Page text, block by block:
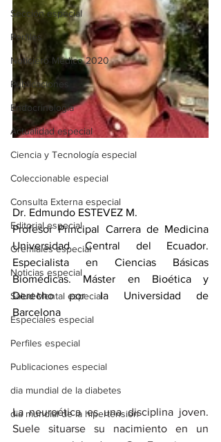
Sección especial
Perfiles
Noticiero Médico 2020
Publicaciones
Endocrinología
Actualidad especial
Ciencia y Tecnología especial
Coleccionable especial
Consulta Externa especial
Editorial especial
Gremiales especial
Noticias especial
Salud Mental especial
Especiales especial
Perfiles especial
Publicaciones especial
dia mundial de la diabetes
dia mundial de la hipertension
Dr. Edmundo ESTEVEZ M.
Profesor Principal Carrera de Medicina
Universidad Central del Ecuador.
Especialista en Ciencias Básicas
Biomédicas. Máster en Bioética y
Derecho por la Universidad de
Barcelona
La neuroética es una disciplina joven.
Suele situarse su nacimiento en un